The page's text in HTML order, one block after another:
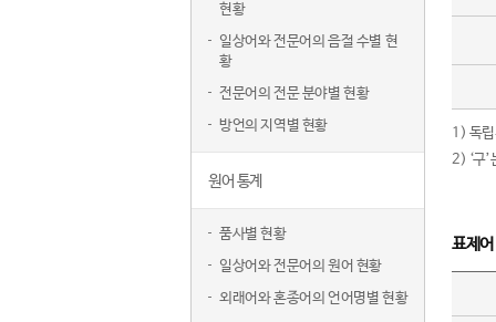
현황
일상어와 전문어의 음절 수별 현
황
전문어의 전문 분야별 현황
방언의 지역별 현황
원어 통계
품사별 현황
일상어와 전문어의 원어 현황
외래어와 혼종어의 언어명별 현황
1) 독립
2) ‘구
표제